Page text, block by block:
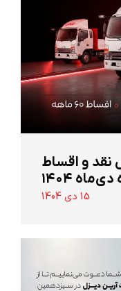
و اقساط
۱۴۰۴
15 دی 1404